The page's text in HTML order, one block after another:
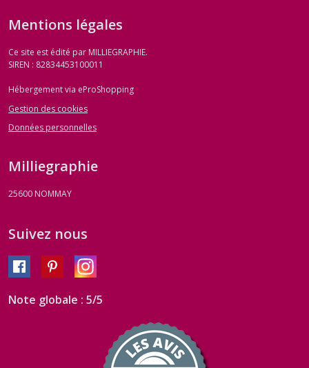
Mentions légales
Ce site est édité par MILLIEGRAPHIE.
SIREN : 82834453100011
Hébergement via eProShopping
Gestion des cookies
Données personnelles
Milliegraphie
25600 NOMMAY
Suivez nous
Note globale : 5/5